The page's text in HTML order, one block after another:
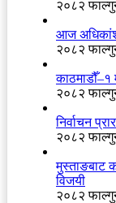
२०८२
आज अधिकांश
२०८२
काठमाडौँ–१
२०८२
निर्वाचन
२०८२
मुस्ताङबाट
विजयी
२०८२